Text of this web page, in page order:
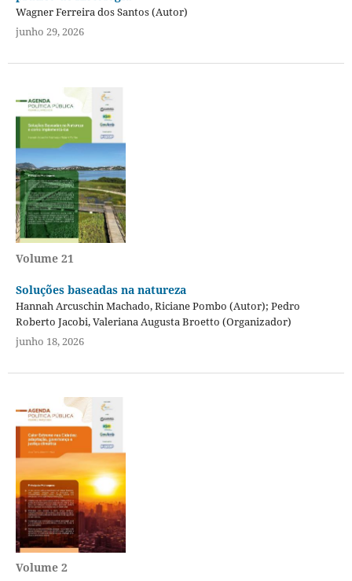
Wagner Ferreira dos Santos (Autor)
junho 29, 2026
Volume 21
Soluções baseadas na natureza
Hannah Arcuschin Machado, Riciane Pombo (Autor); Pedro
Roberto Jacobi, Valeriana Augusta Broetto (Organizador)
junho 18, 2026
Volume 2